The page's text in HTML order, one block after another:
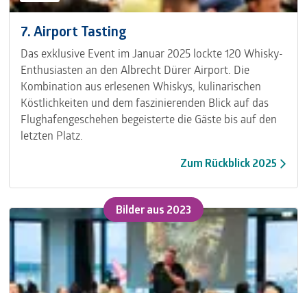
7. Airport Tasting
Das exklusive Event im Januar 2025 lockte 120 Whisky-
Enthusiasten an den Albrecht Dürer Airport. Die
Kombination aus erlesenen Whiskys, kulinarischen
Köstlichkeiten und dem faszinierenden Blick auf das
Flughafengeschehen begeisterte die Gäste bis auf den
letzten Platz.
Zum Rückblick 2025
Bilder ​aus 2023